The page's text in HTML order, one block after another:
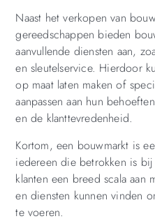
Naast het verkopen van
gereedschappen bieden
aanvullende diensten aan,
en sleutelservice. Hierdoor
op maat laten maken of
aanpassen aan hun
en de klanttevredenheid.
Kortom, een bouwmarkt is
iedereen die betrokken is
klanten een breed scala aan
en diensten kunnen vinden
te voeren.